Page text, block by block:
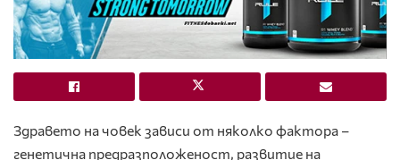
Здравето на човек зависи от няколко фактора –
генетична предразположеност, развитие на